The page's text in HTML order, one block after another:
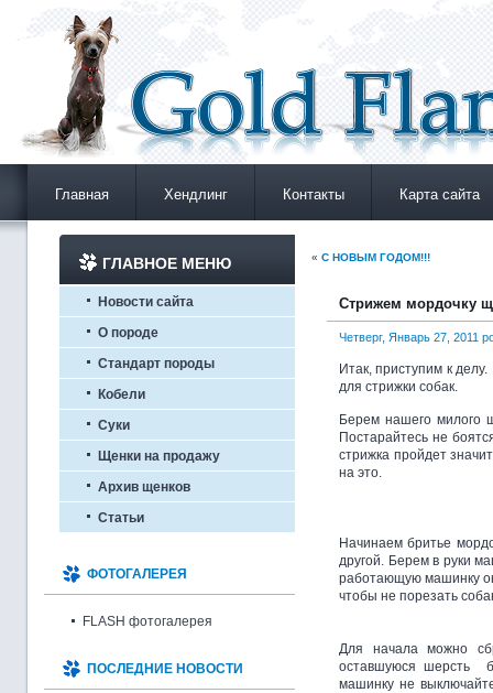
Главная Хендлинг Контакты Карта сайта
ГЛАВНОЕ МЕНЮ
Новости сайта
О породе
Стандарт породы
Кобели
Суки
Щенки на продажу
Архив щенков
Статьи
ФОТОГАЛЕРЕЯ
FLASH фотогалерея
ПОСЛЕДНИЕ НОВОСТИ
« С НОВЫМ ГОДОМ!!!
Стрижем мордочку
Четверг, Январь 27, 2011
Итак, приступим к
для стрижки собак.
Берем нашего милого
Постарайтесь не
стрижка пройдет
на это.
Начинаем бритье
другой. Берем в руки
работающую машинку
чтобы не порезать
Для начала можно
оставшуюся шерсть
машинку не